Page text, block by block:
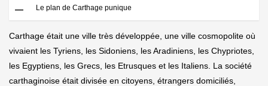
Le plan de Carthage punique
Carthage était une ville très développée, une ville cosmopolite où
vivaient les Tyriens, les Sidoniens, les Aradiniens, les Chypriotes,
les Egyptiens, les Grecs, les Etrusques et les Italiens. La société
carthaginoise était divisée en citoyens, étrangers domiciliés,